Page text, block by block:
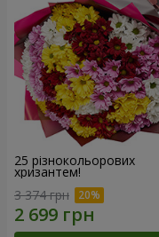
25 різнокольорових
хризантем!
3 374 грн